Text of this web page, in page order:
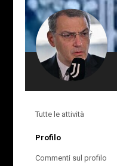
Tutte le attività
Profilo
Commenti sul profilo